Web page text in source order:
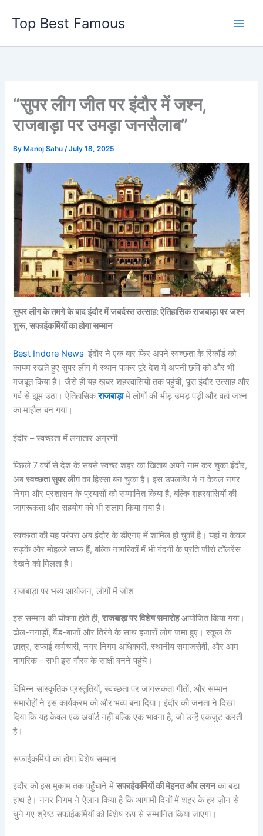
content
Top Best Famous
“सुपर लीग जीत पर इंदौर में जश्न,
राजबाड़ा पर उमड़ा जनसैलाब”
By Manoj Sahu/July 18, 2025
सुपर लीग के तमगे के बाद इंदौर में जबर्दस्त उत्साह: ऐतिहासिक राजबाड़ा पर जश्न
शुरू, सफाईकर्मियों का होगा सम्मान
Best Indore News इंदौर ने एक बार फिर अपने स्वच्छता के रिकॉर्ड को
कायम रखते हुए सुपर लीग में स्थान पाकर पूरे देश में अपनी छवि को और भी
मजबूत किया है। जैसे ही यह खबर शहरवासियों तक पहुंची, पूरा इंदौर उत्साह और
गर्व से झूम उठा। ऐतिहासिकराजबाड़ामें लोगों की भीड़ उमड़ पड़ी और वहां जश्न
का माहौल बन गया।
इंदौर – स्वच्छता में लगातार अग्रणी
पिछले 7 वर्षों से देश के सबसे स्वच्छ शहर का खिताब अपने नाम कर चुका इंदौर,
अबस्वच्छता सुपर लीगका हिस्सा बन चुका है। इस उपलब्धि ने न केवल नगर
निगम और प्रशासन के प्रयासों को सम्मानित किया है, बल्कि शहरवासियों की
जागरूकता और सहयोग को भी सलाम किया गया है।
स्वच्छता की यह परंपरा अब इंदौर के डीएनए में शामिल हो चुकी है। यहां न केवल
सड़कें और मोहल्ले साफ हैं, बल्कि नागरिकों में भी गंदगी के प्रति जीरो टॉलरेंस
देखने को मिलता है।
राजबाड़ा पर भव्य आयोजन, लोगों में जोश
इस सम्मान की घोषणा होते ही,राजबाड़ा पर विशेष समारोहआयोजित किया गया।
ढोल-नगाड़ों, बैंड-बाजों और तिरंगे के साथ हजारों लोग जमा हुए। स्कूल के
छात्र, सफाई कर्मचारी, नगर निगम अधिकारी, स्थानीय समाजसेवी, और आम
नागरिक – सभी इस गौरव के साक्षी बनने पहुंचे।
विभिन्न सांस्कृतिक प्रस्तुतियों, स्वच्छता पर जागरूकता गीतों, और सम्मान
समारोहों ने इस कार्यक्रम को और भव्य बना दिया। इंदौर की जनता ने दिखा
दिया कि यह केवल एक अवॉर्ड नहीं बल्कि एक भावना है, जो उन्हें एकजुट करती
है।
सफाईकर्मियों का होगा विशेष सम्मान
इंदौर को इस मुकाम तक पहुँचाने मेंसफाईकर्मियों की मेहनत और लगनका बड़ा
हाथ है। नगर निगम ने ऐलान किया है कि आगामी दिनों में शहर के हर ज़ोन से
चुने गए श्रेष्ठ सफाईकर्मियों को विशेष रूप से सम्मानित किया जाएगा।